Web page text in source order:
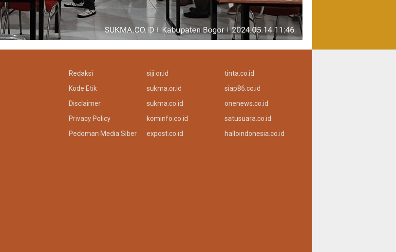
Redaksi
Kode Etik
Disclaimer
Privacy Policy
Pedoman Media Siber
siji.or.id
sukma.or.id
sukma.co.id
kominfo.co.id
expost.co.id
tinta.co.id
siap86.co.id
onenews.co.id
satusuara.co.id
halloindonesia.co.id